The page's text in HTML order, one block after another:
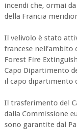
incendi che, ormai
della Francia
Il velivolo è stato
francese nell’ambito
Forest Fire
Capo Dipartimento
il capo dipartimento
Il trasferimento del
dalla Commissione
sono garantite dal